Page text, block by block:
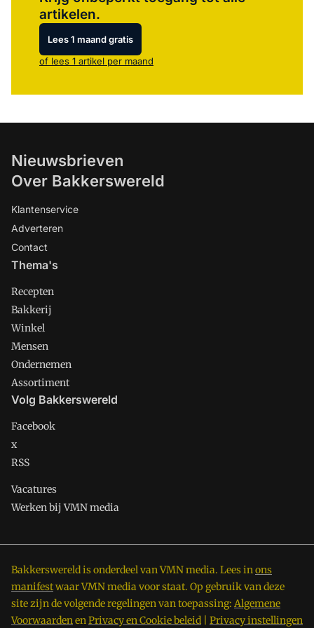
artikelen.
Lees 1 maand gratis
of lees 1 artikel per maand
Nieuwsbrieven
Over Bakkerswereld
Klantenservice
Adverteren
Contact
Thema's
Recepten
Bakkerij
Winkel
Mensen
Ondernemen
Assortiment
Volg Bakkerswereld
Facebook
x
RSS
Vacatures
Werken bij VMN media
Bakkerswereld is onderdeel van VMN media. Lees inons
manifestwaar VMN media voor staat. Op gebruik van deze
site zijn de volgende regelingen van toepassing: Algemene
VoorwaardenenPrivacy en Cookie beleid Privacy instellingen